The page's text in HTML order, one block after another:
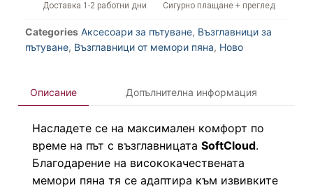
Доставка 1-2 работни дни Сигурно плащане + преглед
Categories Аксесоари за пътуване, Възглавници за
пътуване, Възглавници от мемори пяна, Ново
Описание Допълнителна информация
Насладете се на максимален комфорт по
време на път с възглавницата SoftCloud.
Благодарение на висококачествената
мемори пяна тя се адаптира към извивките